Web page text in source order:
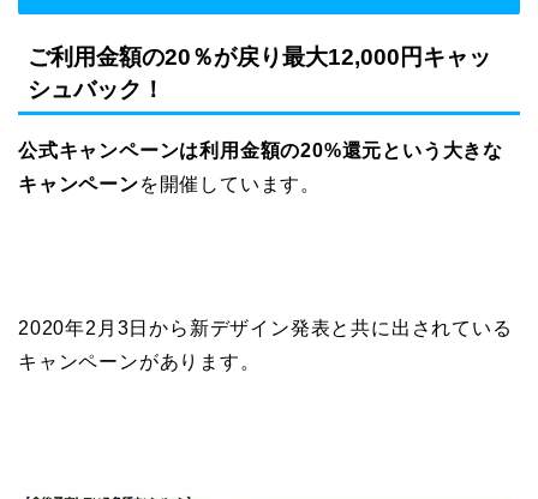
ご利用金額の20％が戻り最大12,000円キャッ
シュバック！
公式キャンペーンは利用金額の20%還元という大きな
キャンペーンを開催しています。
2020年2月3日から新デザイン発表と共に出されている
キャンペーンがあります。